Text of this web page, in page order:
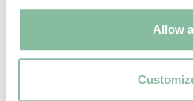
Allow